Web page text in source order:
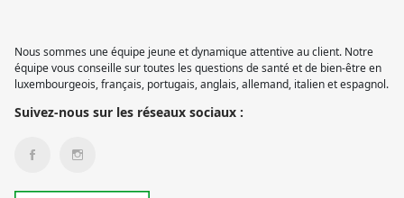
Nous sommes une équipe jeune et dynamique attentive au client. Notre
équipe vous conseille sur toutes les questions de santé et de bien-être en
luxembourgeois, français, portugais, anglais, allemand, italien et espagnol.
Suivez-nous sur les réseaux sociaux :